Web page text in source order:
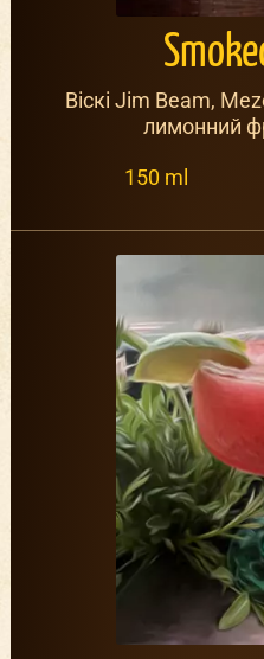
Віскі Jim Beam,
лимонний
150 ml